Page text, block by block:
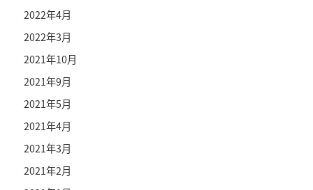
2022年4月
2022年3月
2021年10月
2021年9月
2021年5月
2021年4月
2021年3月
2021年2月